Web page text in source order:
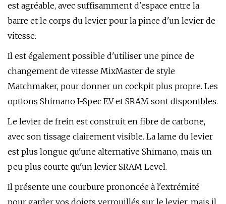
est agréable, avec suffisamment d'espace entre la
barre et le corps du levier pour la pince d'un levier de
vitesse.
Il est également possible d'utiliser une pince de
changement de vitesse MixMaster de style
Matchmaker, pour donner un cockpit plus propre. Les
options Shimano I-Spec EV et SRAM sont disponibles.
Le levier de frein est construit en fibre de carbone,
avec son tissage clairement visible. La lame du levier
est plus longue qu'une alternative Shimano, mais un
peu plus courte qu'un levier SRAM Level.
Il présente une courbure prononcée à l'extrémité
pour garder vos doigts verrouillés sur le levier, mais il